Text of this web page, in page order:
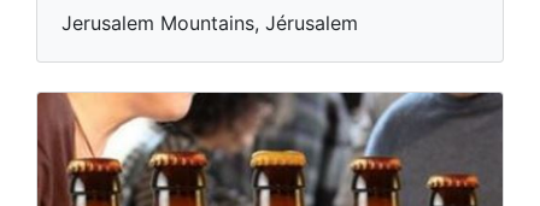
Jerusalem Mountains, Jérusalem